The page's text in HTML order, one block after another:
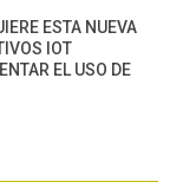
ESTA NUEVA
IOT
EL USO DE